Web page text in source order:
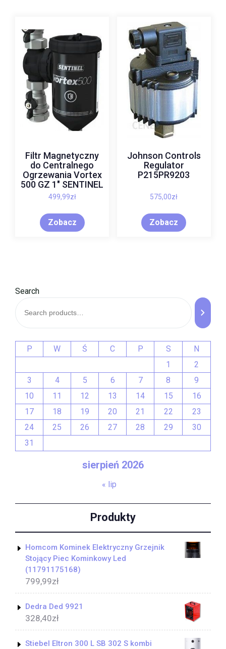
Filtr Magnetyczny
do Centralnego
Ogrzewania Vortex
500 GZ 1″ SENTINEL
499,99zł
Zobacz
Johnson Controls
Regulator
P215PR9203
575,00zł
Zobacz
Search
sierpień 2026
P W Ś C P S
N
1
2
3
4 5 6 7 8
9
10
11 12 13 14 15
16
17
18 19 20 21 22
23
24
25 26 27 28 29
30
31
« lip
Produkty
Homcom Kominek Elektryczny Grzejnik
Stojący Piec Kominkowy Led
(11791175168)
799,99zł
Dedra Ded 9921
328,40zł
Stiebel Eltron 300 L SB 302 S kombi